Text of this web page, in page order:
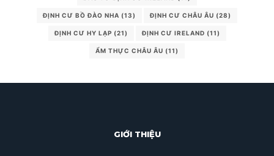
ĐỊNH CƯ BỒ ĐÀO NHA (13) ĐỊNH CƯ CHÂU ÂU (28)
ĐỊNH CƯ HY LẠP (21) ĐỊNH CƯ IRELAND (11)
ẨM THỰC CHÂU ÂU (11)
GIỚI THIỆU